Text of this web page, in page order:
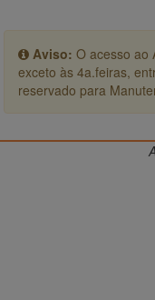
Aviso: O acesso ao
exceto às 4a.feiras,
reservado para